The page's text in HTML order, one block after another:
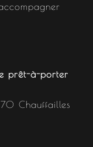
prêt-à-porter
Chauffailles